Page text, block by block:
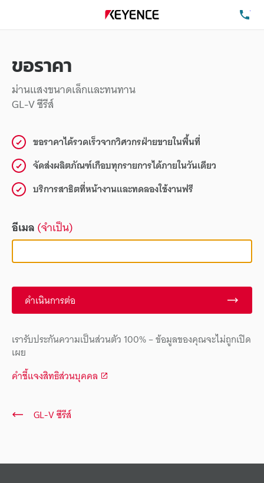
ขอราคา
ม่านแสงขนาดเล็กและทนทาน
GL-V ซีรีส์
ขอราคาได้รวดเร็วจากวิศวกรฝ่ายขายในพื้นที่
จัดส่งผลิตภัณฑ์เกือบทุกรายการได้ภายในวันเดียว
บริการสาธิตที่หน้างานและทดลองใช้งานฟรี
อีเมล(จำเป็น)
ดำเนินการต่อ
เรารับประกันความเป็นส่วนตัว 100% – ข้อมูลของคุณจะไม่ถูกเปิด
เผย
คำชี้แจงสิทธิส่วนบุคคล
GL-V ซีรีส์